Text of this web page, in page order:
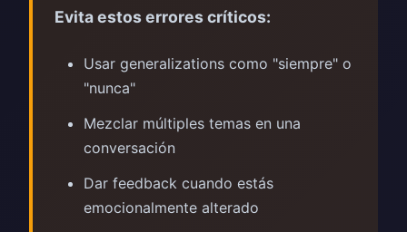
Evita estos errores críticos:
Usar generalizations como "siempre" o
"nunca"
Mezclar múltiples temas en una
conversación
Dar feedback cuando estás
emocionalmente alterado